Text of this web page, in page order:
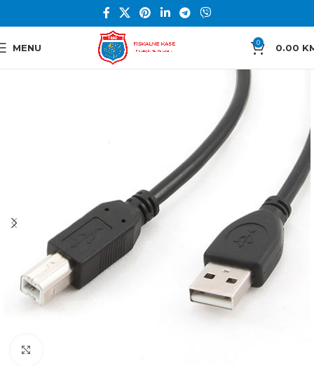
MENU 0 0.00